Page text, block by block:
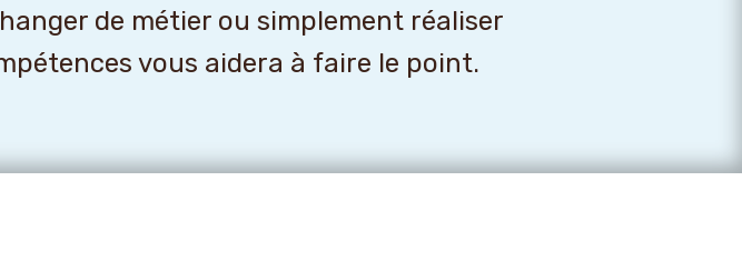
de métier ou simplement réaliser
vous aidera à faire le point.